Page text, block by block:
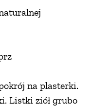
na plasterki.
Listki ziół grubo